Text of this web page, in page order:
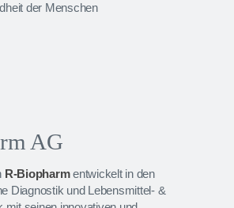
der Menschen
AG
R-Biopharmentwickelt in den
Diagnostik und Lebensmittel- &